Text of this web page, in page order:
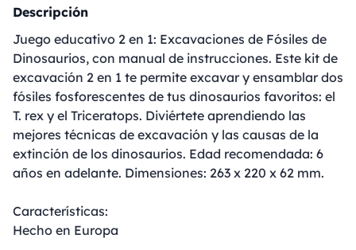
Descripción
Juego educativo 2 en 1: Excavaciones de Fósiles de
Dinosaurios, con manual de instrucciones. Este kit de
excavación 2 en 1 te permite excavar y ensamblar dos
fósiles fosforescentes de tus dinosaurios favoritos: el
T. rex y el Triceratops. Diviértete aprendiendo las
mejores técnicas de excavación y las causas de la
extinción de los dinosaurios. Edad recomendada: 6
años en adelante. Dimensiones: 263 x 220 x 62 mm.
Características:
Hecho en Europa